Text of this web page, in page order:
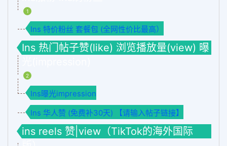
1
Ins 特价粉丝 套餐包 (全网性价比最高）
Ins 热门帖子赞(like) 浏览播放量(view) 曝
2
Ins曝光impression
Ins 华人赞 (免费补30天) 【请输入帖子链接】
ins reels 赞|view（TikTok的海外国际